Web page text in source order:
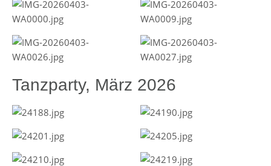
Tanzparty, März 2026